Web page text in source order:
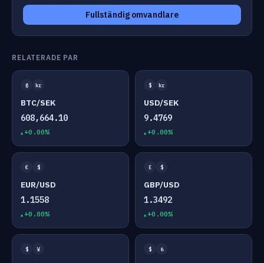
Fullständig omvandlare
RELATERADE PAR
₿ kr
BTC/SEK
608,664.10
+0.00%
$ kr
USD/SEK
9.4769
+0.00%
€ $
EUR/USD
1.1558
+0.00%
£ $
GBP/USD
1.3492
+0.00%
$ ¥ $ ₺